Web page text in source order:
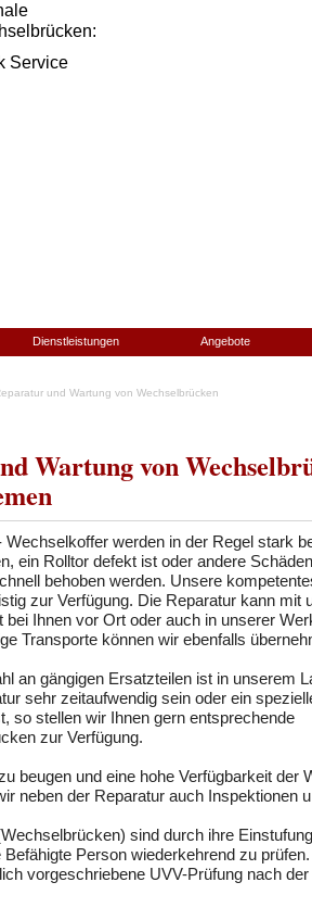
Dienstleistungen Angebote
und Wartung von Wechselbrücken
Wartung von
werden in der Regel stark
ein Rolltor defekt ist oder andere
behoben werden. Unsere
zur Verfügung. Die Reparatur kann mit
bei Ihnen vor Ort oder auch in unserer
Transporte können wir ebenfalls
an gängigen Ersatzteilen ist in unserem
sehr zeitaufwendig sein oder ein
so stellen wir Ihnen gern entsprechende
zur Verfügung.
beugen und eine hohe Verfügbarkeit der
neben der Reparatur auch Inspektionen
sind durch ihre
Befähigte Person wiederkehrend zu
vorgeschriebene UVV-Prüfung nach